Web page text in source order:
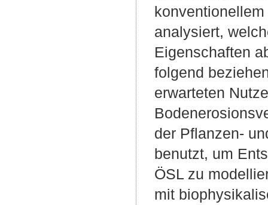
analysiert,
Eigenschaften
folgend
erwarteten
der Pflanzen-
benutzt, um
ÖSL zu
mit